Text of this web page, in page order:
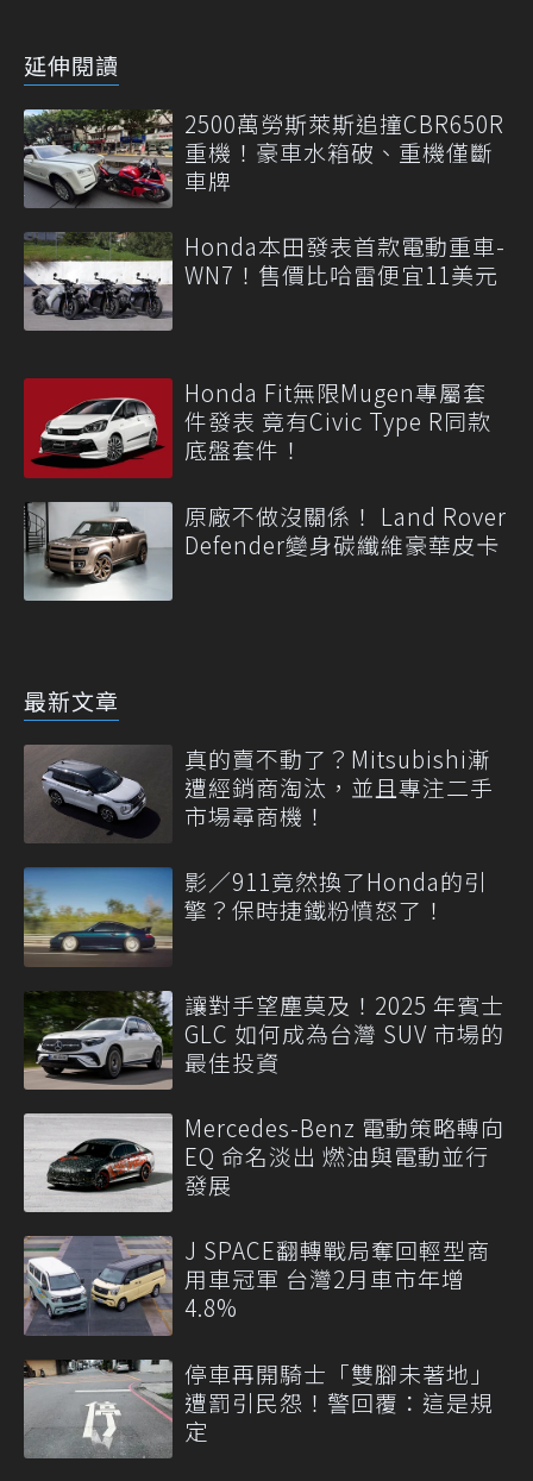
延伸閱讀
2500萬勞斯萊斯追撞CBR650R
重機！豪車水箱破、重機僅斷
車牌
Honda本田發表首款電動重車-
WN7！售價比哈雷便宜11美元
Honda Fit無限Mugen專屬套
件發表 竟有Civic Type R同款
底盤套件！
原廠不做沒關係！ Land Rover
Defender變身碳纖維豪華皮卡
最新文章
真的賣不動了？Mitsubishi漸
遭經銷商淘汰，並且專注二手
市場尋商機！
影／911竟然換了Honda的引
擎？保時捷鐵粉憤怒了！
讓對手望塵莫及！2025 年賓士
GLC 如何成為台灣 SUV 市場的
最佳投資
Mercedes-Benz 電動策略轉向
EQ 命名淡出 燃油與電動並行
發展
J SPACE翻轉戰局奪回輕型商
用車冠軍 台灣2月車市年增
4.8%
停車再開騎士「雙腳未著地」
遭罰引民怨！警回覆：這是規
定